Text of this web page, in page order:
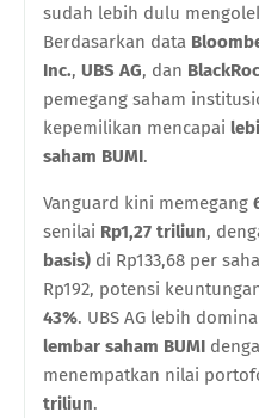
sudah lebih dulu
Berdasarkan data
Inc., UBS AG, dan
pemegang saham
kepemilikan mencapai
saham BUMI.
Vanguard kini memegang
senilai Rp1,27 triliun,
basis) di Rp133,68 per
Rp192, potensi
43%. UBS AG lebih
lembar saham BUMI
menempatkan nilai
triliun.